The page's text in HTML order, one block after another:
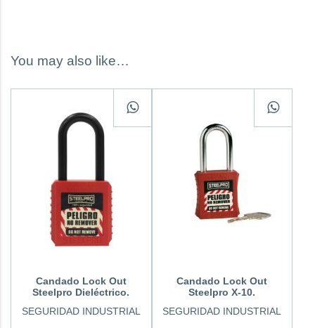
You may also like…
Candado Lock Out
Steelpro Dieléctrico.
SEGURIDAD INDUSTRIAL
Candado Lock Out
Steelpro X-10.
SEGURIDAD INDUSTRIAL